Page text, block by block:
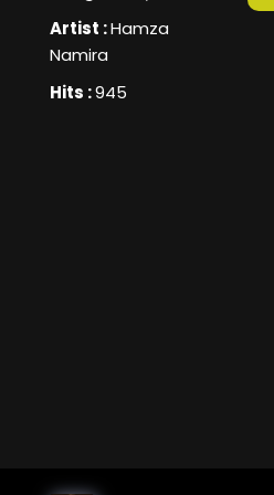
Artist :Hamza
Namira
Hits :945